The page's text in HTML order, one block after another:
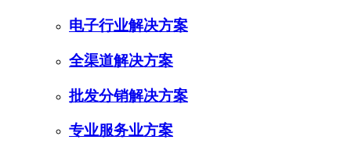
电子行业解决方案
全渠道解决方案
批发分销解决方案
专业服务业方案